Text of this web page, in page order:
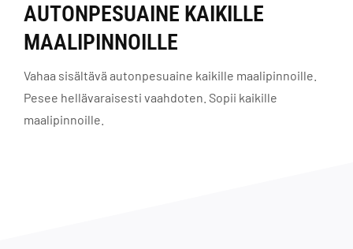
AUTONPESUAINE KAIKILLE
MAALIPINNOILLE
Vahaa sisältävä autonpesuaine kaikille maalipinnoille.
Pesee hellävaraisesti vaahdoten. Sopii kaikille
maalipinnoille.